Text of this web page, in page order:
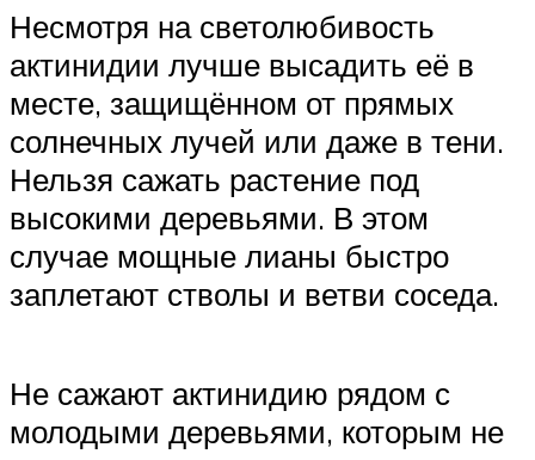
Несмотря на светолюбивость
актинидии лучше высадить её в
месте, защищённом от прямых
солнечных лучей или даже в тени.
Нельзя сажать растение под
высокими деревьями. В этом
случае мощные лианы быстро
заплетают стволы и ветви соседа.
Не сажают актинидию рядом с
молодыми деревьями, которым не